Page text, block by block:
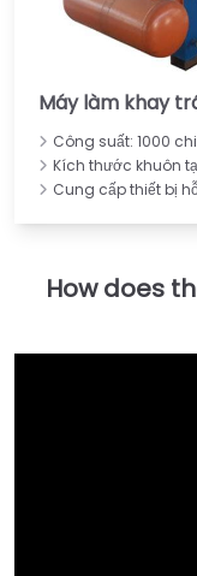
Máy làm khay
Công suất: 1000
Kích thước khuôn
Cung cấp thiết bị